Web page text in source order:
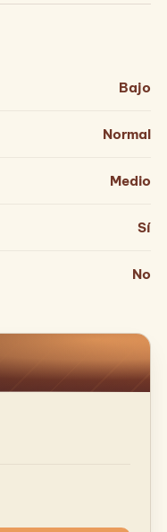
Bajo
Normal
Medio
Sí
No